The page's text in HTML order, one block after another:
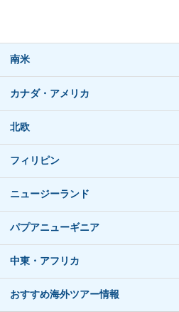
南米
カナダ・アメリカ
北欧
フィリピン
ニュージーランド
パプアニューギニア
中東・アフリカ
おすすめ海外ツアー情報